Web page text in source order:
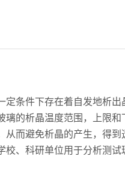
条件下存在着自发地析
的析晶温度范围，上限
而避免析晶的产生，得到
、科研单位用于分析测试